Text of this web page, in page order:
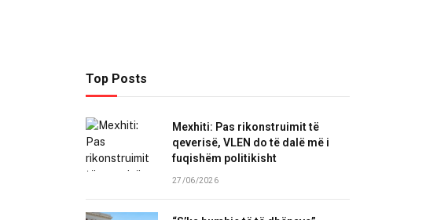
Top Posts
Mexhiti: Pas rikonstruimit të
qeverisë, VLEN do të dalë më i
fuqishëm politikisht
27/06/2026